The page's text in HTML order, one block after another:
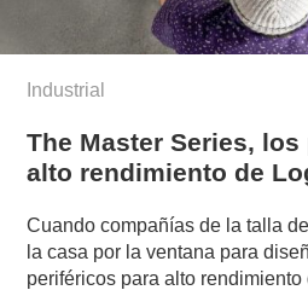
Industrial
The Master Series,
alto rendimiento de
Cuando compañías de la talla
la casa por la ventana para
periféricos para alto